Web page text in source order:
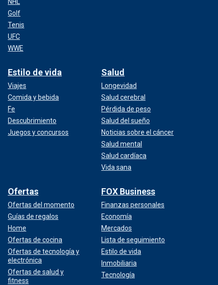
Golf
Tenis
UFC
WWE
Estilo de vida
Viajes
Comida y bebida
Fe
Descubrimiento
Juegos y concursos
Salud
Longevidad
Salud cerebral
Pérdida de peso
Salud del sueño
Noticias sobre el cáncer
Salud mental
Salud cardíaca
Vida sana
Ofertas
Ofertas del momento
Guías de regalos
Home
Ofertas de cocina
Ofertas de tecnología y
electrónica
Ofertas de salud y
fitness
FOX Business
Finanzas personales
Economía
Mercados
Lista de seguimiento
Estilo de vida
Inmobiliaria
Tecnología